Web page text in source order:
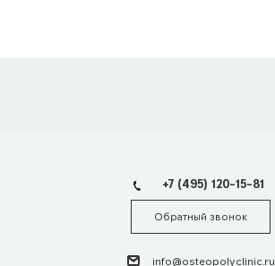
+7 (495) 120-15-81
Обратный звонок
info@osteopolyclinic.ru